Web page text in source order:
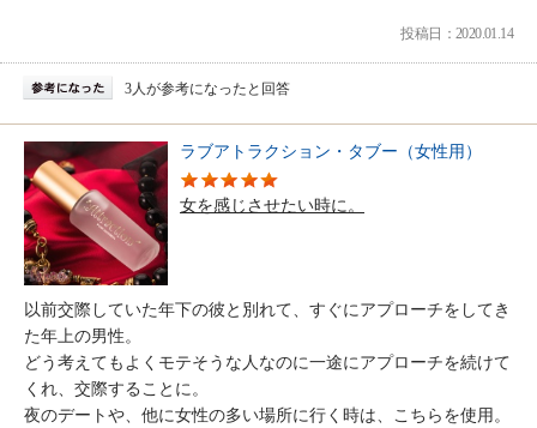
投稿日：2020.01.14
3人が参考になったと回答
ラブアトラクション・タブー（女性用）
女を感じさせたい時に。
以前交際していた年下の彼と別れて、すぐにアプローチをしてき
た年上の男性。
どう考えてもよくモテそうな人なのに一途にアプローチを続けて
くれ、交際することに。
夜のデートや、他に女性の多い場所に行く時は、こちらを使用。